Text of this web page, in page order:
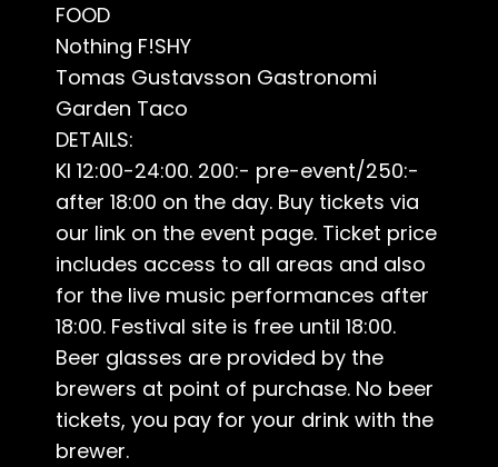
FOOD
Nothing F!SHY
Tomas Gustavsson Gastronomi
Garden Taco
DETAILS:
Kl 12:00-24:00. 200:- pre-event/250:-
after 18:00 on the day. Buy tickets via
our link on the event page. Ticket price
includes access to all areas and also
for the live music performances after
18:00. Festival site is free until 18:00.
Beer glasses are provided by the
brewers at point of purchase. No beer
tickets, you pay for your drink with the
brewer.